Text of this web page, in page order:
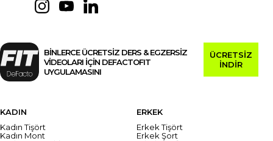
BİNLERCE ÜCRETSİZ DERS & EGZERSİZ
VİDEOLARI İÇİN DEFACTOFIT
UYGULAMASINI
ÜCRETSİZ
İNDİR
KADIN
Kadın Tişört
Kadın Mont
ERKEK
Erkek Tişört
Erkek Şort